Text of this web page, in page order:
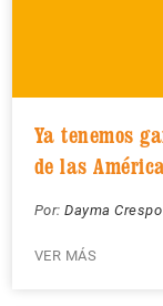
Ya tenemos
de las
Por: Dayma
VER MÁS